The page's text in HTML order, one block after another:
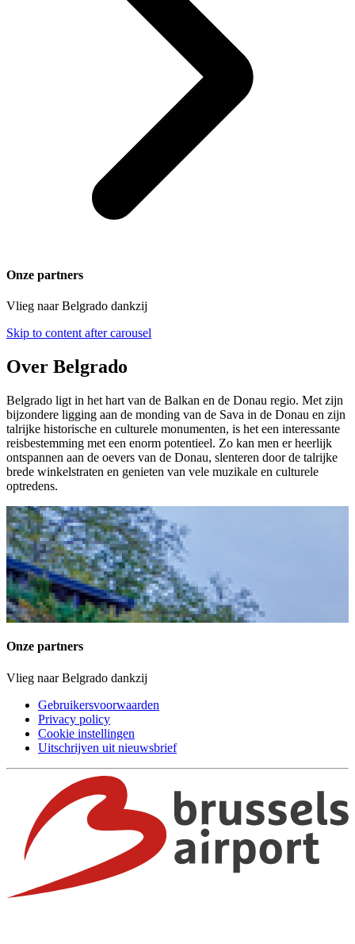
Onze partners
Vlieg naar Belgrado dankzij
Skip to content after carousel
Over Belgrado
Belgrado ligt in het hart van de Balkan en de Donau regio. Met zijn
bijzondere ligging aan de monding van de Sava in de Donau en zijn
talrijke historische en culturele monumenten, is het een interessante
reisbestemming met een enorm potentieel. Zo kan men er heerlijk
ontspannen aan de oevers van de Donau, slenteren door de talrijke
brede winkelstraten en genieten van vele muzikale en culturele
optredens.
Onze partners
Vlieg naar Belgrado dankzij
Gebruikersvoorwaarden
Privacy policy
Cookie instellingen
Uitschrijven uit nieuwsbrief